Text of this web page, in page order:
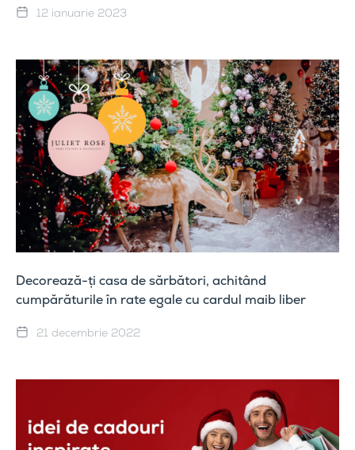
12 ianuarie 2023
Decorează-ți casa de sărbători, achitând
cumpărăturile în rate egale cu cardul maib liber
21 decembrie 2022